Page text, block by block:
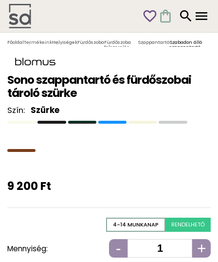
favorite_outline shopping_bag search menu
FőoldalTermékeinkHelyiségekFürdőszobaFürdőszoba
felszerelés
SzappantartóSzabadon álló
szappantartó
Sono szappantartó és fürdőszobai
tároló szürke
9 200 Ft
Szín: Szürke
4-14 MUNKANAP RENDELHETŐ
Mennyiség: - +